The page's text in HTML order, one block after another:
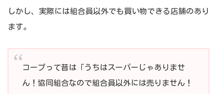
しかし、実際には組合員以外でも買い物できる店舗のあり
ます。
コープって昔は「うちはスーパーじゃありませ
ん！協同組合なので組合員以外には売りません！